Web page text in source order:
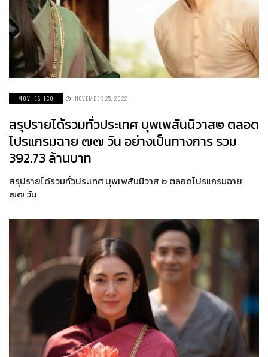
MOVIES ICO NOVEMBER 25, 2022
สรุปรายได้รวมทั่วประเทศ บุพเพสันนิวาส๒ ตลอด
โปรแกรมฉาย ๗๗ วัน อย่างเป็นทางการ รวม
392.73 ล้านบาท
สรุปรายได้รวมทั่วประเทศ บุพเพสันนิวาส ๒ ตลอดโปรแกรมฉาย
๗๗ วัน